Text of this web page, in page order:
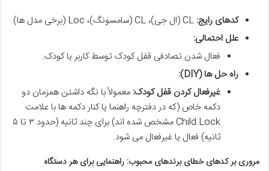
کدهای رایج:
علل احتمالی:
فعال شدن تصادفی قفل کودک توسط کاربر یا کودک.
راه حل ها (DIY):
غیرفعال کردن قفل کودک: معمولاً با نگه داشتن همزمان دو
دکمه خاص (که در دفترچه راهنما یا کنار دکمه ها با علامت
Child Lock مشخص شده اند) برای چند ثانیه (حدود ۳ تا ۵
ثانیه) فعال یا غیرفعال می شود.
مروری بر کدهای خطای برندهای محبوب: راهنمایی برای هر دستگاه